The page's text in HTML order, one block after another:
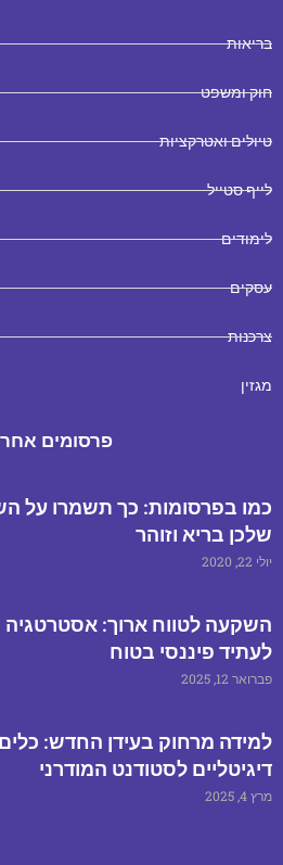
בריאות
חוק ומשפט
טיולים ואטרקציות
לייף סטייל
לימודים
עסקים
צרכנות
מגזין
פרסומים
כמו בפרסומות: כך תשמרו על
שלכן בריא וזוהר
יולי 22, 2020
השקעה לטווח ארוך:
לעתיד פיננסי בטוח
פברואר 12, 2025
למידה מרחוק בעידן החדש: כלים
דיגיטליים לסטודנט המודרני
מרץ 4, 2025